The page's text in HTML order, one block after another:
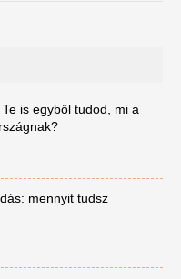
is egyből tudod, mi a
mennyit tudsz